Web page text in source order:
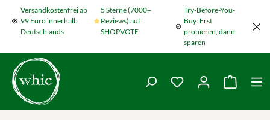
Zum Hauptinhalt springen
Versandkostenfrei ab
99 Euro innerhalb
Deutschlands
5 Sterne (7000+
Reviews) auf
SHOPVOTE
Try-Before-You-
Buy: Erst
probieren, dann
sparen
Du hast 0